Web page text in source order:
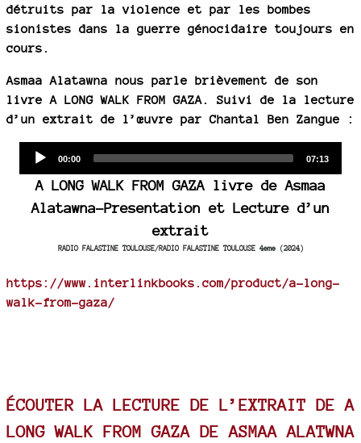
détruits par la violence et par les bombes
sionistes dans la guerre génocidaire toujours en
cours.
Asmaa Alatawna nous parle brièvement de son
livre A LONG WALK FROM GAZA. Suivi de la lecture
d’un extrait de l’œuvre par Chantal Ben Zangue :
Current
00:00
Total
07:13
A LONG WALK FROM GAZA livre de Asmaa
Alatawna-Presentation et Lecture d’un
extrait
RADIO FALASTINE TOULOUSE/RADIO FALASTINE TOULOUSE 4eme (2024)
https://www.interlinkbooks.com/product/a-long-
walk-from-gaza/
ÉCOUTER LA LECTURE DE L’EXTRAIT DE A
LONG WALK FROM GAZA DE ASMAA ALATWNA